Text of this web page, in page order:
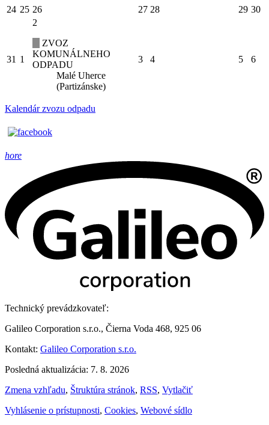
24 25 26 27 28 29 30
31 1
2
ZVOZ
KOMUNÁLNEHO
ODPADU
Malé Uherce
(Partizánske)
3 4 5 6
Kalendár zvozu odpadu
hore
Technický prevádzkovateľ:
Galileo Corporation s.r.o., Čierna Voda 468, 925 06
Kontakt: Galileo Corporation s.r.o.
Posledná aktualizácia: 7. 8. 2026
Zmena vzhľadu, Štruktúra stránok, RSS, Vytlačiť
Vyhlásenie o prístupnosti, Cookies, Webové sídlo